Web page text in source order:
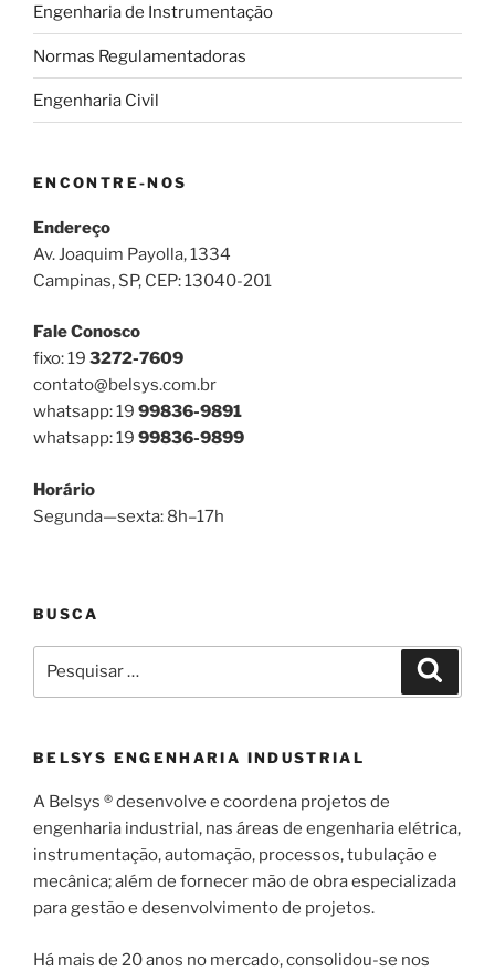
Engenharia de Instrumentação
Normas Regulamentadoras
Engenharia Civil
ENCONTRE-NOS
Endereço
Av. Joaquim Payolla, 1334
Campinas, SP, CEP: 13040-201
Fale Conosco
fixo: 19 3272-7609
contato@belsys.com.br
whatsapp: 19 99836-9891
whatsapp: 19 99836-9899
Horário
Segunda—sexta: 8h–17h
BUSCA
por:
BELSYS ENGENHARIA INDUSTRIAL
A Belsys ® desenvolve e coordena projetos de
engenharia industrial, nas áreas de engenharia elétrica,
instrumentação, automação, processos, tubulação e
mecânica; além de fornecer mão de obra especializada
para gestão e desenvolvimento de projetos.
Há mais de 20 anos no mercado, consolidou-se nos